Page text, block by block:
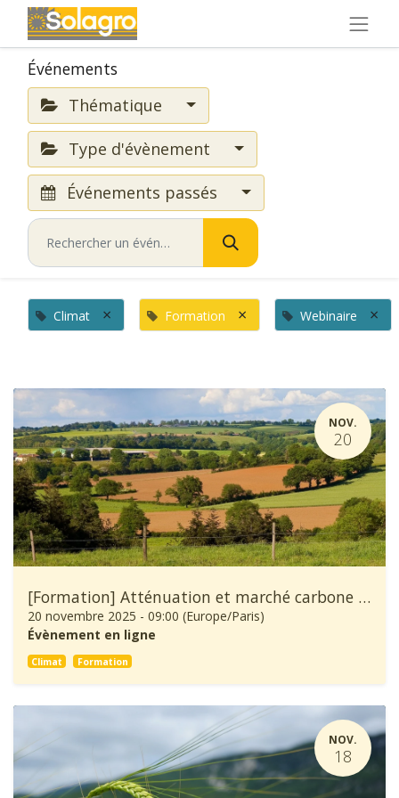
Événements
Thématique
Type d'évènement
Événements passés
Climat × Formation × Webinaire ×
NOV.
20
[Formation] Atténuation et marché carbone en agriculture
20 novembre 2025 - 09:00 (Europe/Paris)
Évènement en ligne
Climat Formation
NOV.
18